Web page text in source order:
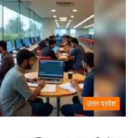
उत्तर प्रदेश